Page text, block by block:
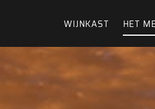
WIJNKAST HET